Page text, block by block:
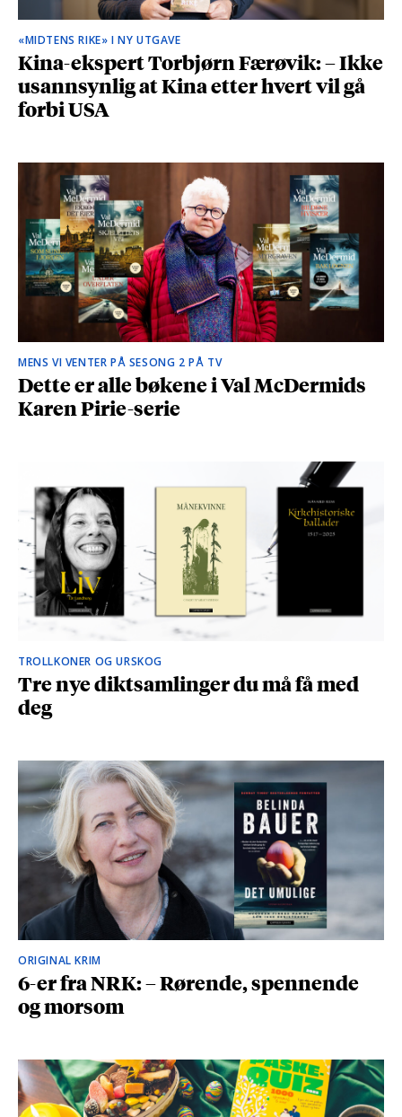
«MIDTENS RIKE» I NY UTGAVE
Kina-ekspert Torbjørn Færøvik: – Ikke
usannsynlig at Kina etter hvert vil gå
forbi USA
MENS VI VENTER PÅ SESONG 2 PÅ TV
Dette er alle bøkene i Val McDermids
Karen Pirie-serie
TROLLKONER OG URSKOG
Tre nye diktsamlinger du må få med
deg
ORIGINAL KRIM
6-er fra NRK: – Rørende, spennende
og morsom